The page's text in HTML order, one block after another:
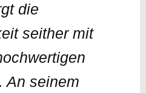
die
seither mit
An seinem